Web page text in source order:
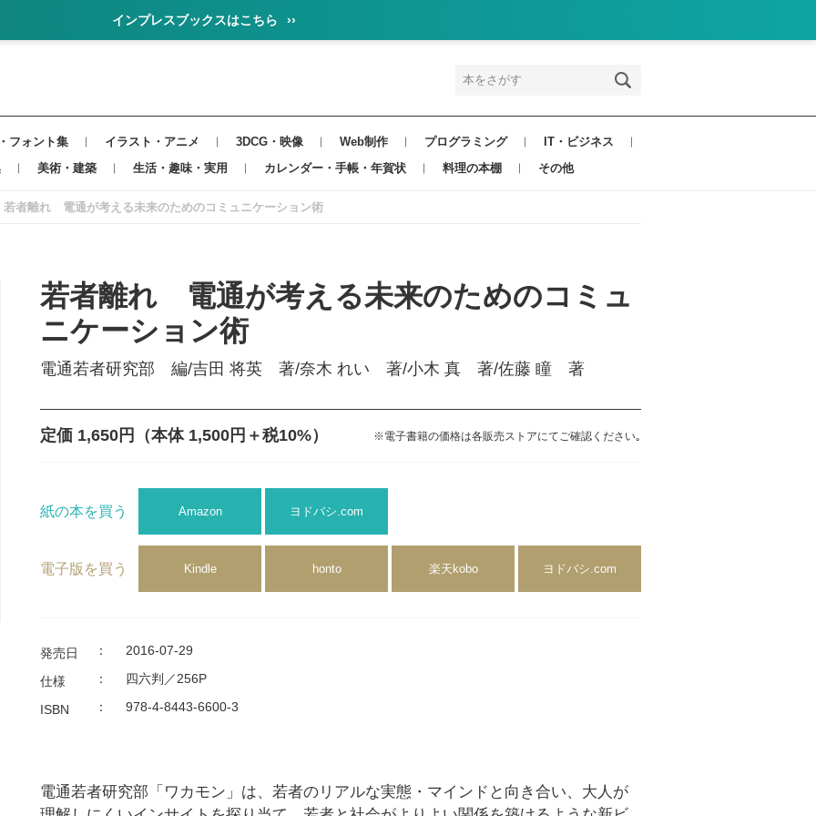
インプレスブックスはこちら ››
フォント集 イラスト・アニメ 3DCG・映像 Web制作 プログラミング
IT・ビジネス
美術・建築 生活・趣味・実用 カレンダー・手帳・年賀状 料理の本棚 その他
若者離れ 電通が考える未来のためのコミュニケーション術
若者離れ 電通が考える未来のためのコミュ
ニケーション術
電通若者研究部 編/吉田 将英 著/奈木 れい 著/小木 真 著/佐藤 瞳 著
定価 1,650円 （本体 1,500円＋税10%） ※電子書籍の価格は各販売ストアにてご確認ください｡
紙の本を買う Amazon ヨドバシ.com
電子版を買う Kindle honto 楽天kobo ヨドバシ.com
発売日 ： 2016-07-29
仕様 ： 四六判／256P
ISBN ： 978-4-8443-6600-3
電通若者研究部「ワカモン」は、若者のリアルな実態・マインドと向き合い、大人が